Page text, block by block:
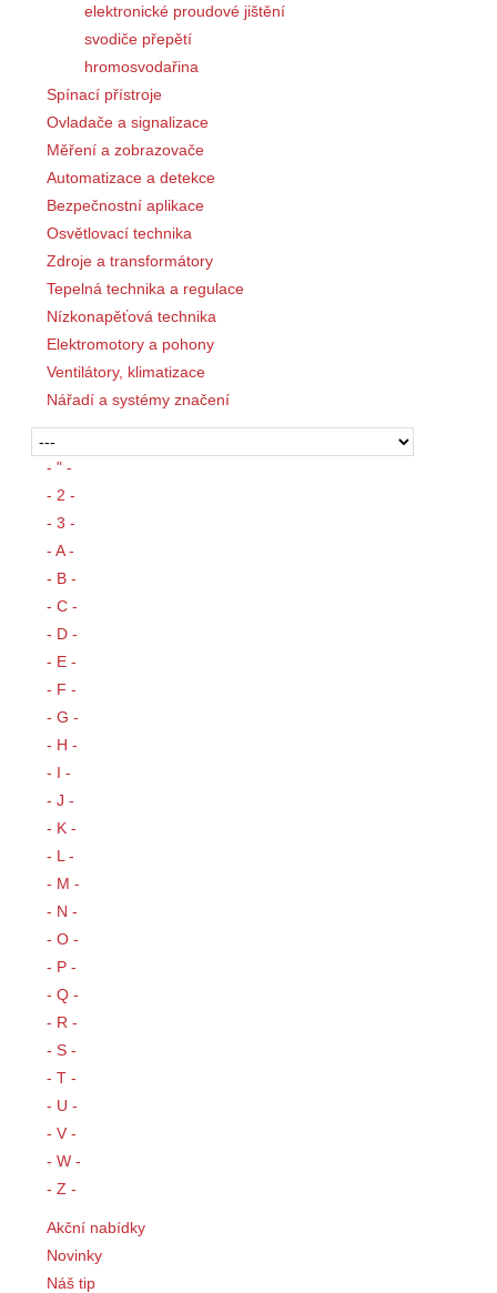
elektronické proudové jištění
svodiče přepětí
hromosvodařina
Spínací přístroje
Ovladače a signalizace
Měření a zobrazovače
Automatizace a detekce
Bezpečnostní aplikace
Osvětlovací technika
Zdroje a transformátory
Tepelná technika a regulace
Nízkonapěťová technika
Elektromotory a pohony
Ventilátory, klimatizace
Nářadí a systémy značení
- " -
- 2 -
- 3 -
- A -
- B -
- C -
- D -
- E -
- F -
- G -
- H -
- I -
- J -
- K -
- L -
- M -
- N -
- O -
- P -
- Q -
- R -
- S -
- T -
- U -
- V -
- W -
- Z -
Akční nabídky
Novinky
Náš tip